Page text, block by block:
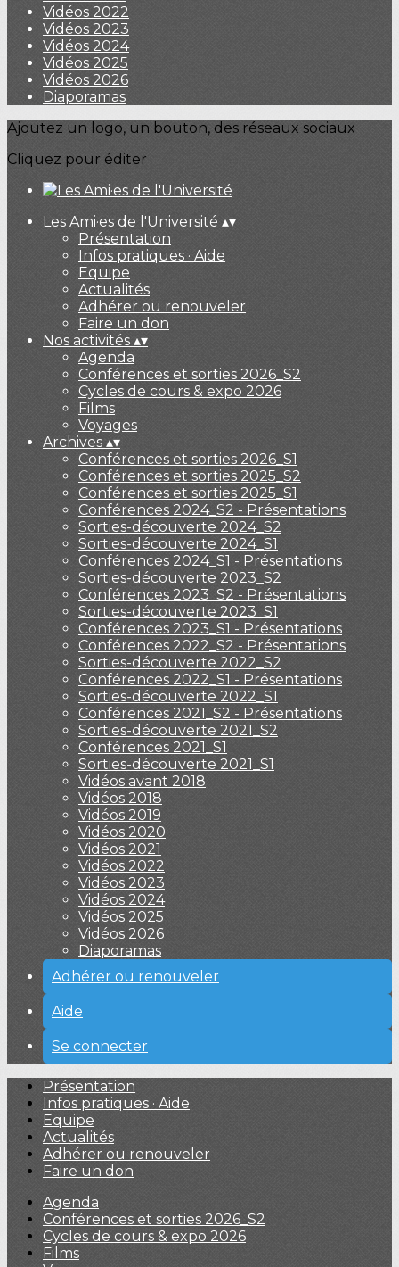
Vidéos 2022
Vidéos 2023
Vidéos 2024
Vidéos 2025
Vidéos 2026
Diaporamas
Ajoutez un logo, un bouton, des réseaux sociaux
Cliquez pour éditer
Les Ami·es de l'Université ▴▾
Présentation
Infos pratiques · Aide
Equipe
Actualités
Adhérer ou renouveler
Faire un don
Nos activités ▴▾
Agenda
Conférences et sorties 2026_S2
Cycles de cours & expo 2026
Films
Voyages
Archives ▴▾
Conférences et sorties 2026_S1
Conférences et sorties 2025_S2
Conférences et sorties 2025_S1
Conférences 2024_S2 - Présentations
Sorties-découverte 2024_S2
Sorties-découverte 2024_S1
Conférences 2024_S1 - Présentations
Sorties-découverte 2023_S2
Conférences 2023_S2 - Présentations
Sorties-découverte 2023_S1
Conférences 2023_S1 - Présentations
Conférences 2022_S2 - Présentations
Sorties-découverte 2022_S2
Conférences 2022_S1 - Présentations
Sorties-découverte 2022_S1
Conférences 2021_S2 - Présentations
Sorties-découverte 2021_S2
Conférences 2021_S1
Sorties-découverte 2021_S1
Vidéos avant 2018
Vidéos 2018
Vidéos 2019
Vidéos 2020
Vidéos 2021
Vidéos 2022
Vidéos 2023
Vidéos 2024
Vidéos 2025
Vidéos 2026
Diaporamas
Adhérer ou renouveler
Aide
Se connecter
Présentation
Infos pratiques · Aide
Equipe
Actualités
Adhérer ou renouveler
Faire un don
Agenda
Conférences et sorties 2026_S2
Cycles de cours & expo 2026
Films